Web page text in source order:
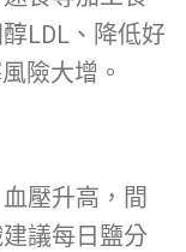
LDL、降低好
險大增。
壓升高，間
議每日鹽分